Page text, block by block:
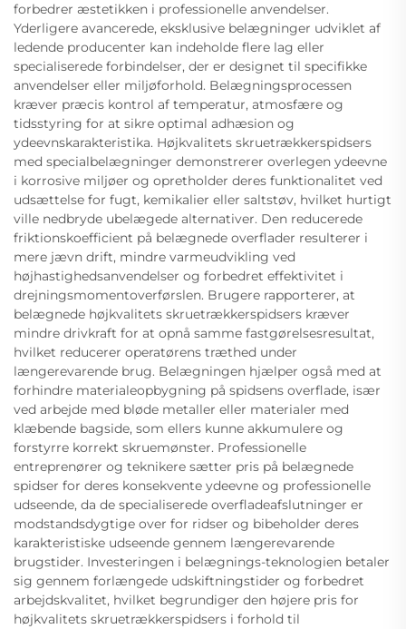
forbedrer æstetikken i professionelle anvendelser.
Yderligere avancerede, eksklusive belægninger udviklet af
ledende producenter kan indeholde flere lag eller
specialiserede forbindelser, der er designet til specifikke
anvendelser eller miljøforhold. Belægningsprocessen
kræver præcis kontrol af temperatur, atmosfære og
tidsstyring for at sikre optimal adhæsion og
ydeevnskarakteristika. Højkvalitets skruetrækkerspidsers
med specialbelægninger demonstrerer overlegen ydeevne
i korrosive miljøer og opretholder deres funktionalitet ved
udsættelse for fugt, kemikalier eller saltstøv, hvilket hurtigt
ville nedbryde ubelægede alternativer. Den reducerede
friktionskoefficient på belægnede overflader resulterer i
mere jævn drift, mindre varmeudvikling ved
højhastighedsanvendelser og forbedret effektivitet i
drejningsmomentoverførslen. Brugere rapporterer, at
belægnede højkvalitets skruetrækkerspidsers kræver
mindre drivkraft for at opnå samme fastgørelsesresultat,
hvilket reducerer operatørens træthed under
længerevarende brug. Belægningen hjælper også med at
forhindre materialeopbygning på spidsens overflade, især
ved arbejde med bløde metaller eller materialer med
klæbende bagside, som ellers kunne akkumulere og
forstyrre korrekt skruemønster. Professionelle
entreprenører og teknikere sætter pris på belægnede
spidser for deres konsekvente ydeevne og professionelle
udseende, da de specialiserede overfladeafslutninger er
modstandsdygtige over for ridser og bibeholder deres
karakteristiske udseende gennem længerevarende
brugstider. Investeringen i belægnings-teknologien betaler
sig gennem forlængede udskiftningstider og forbedret
arbejdskvalitet, hvilket begrundiger den højere pris for
højkvalitets skruetrækkerspidsers i forhold til